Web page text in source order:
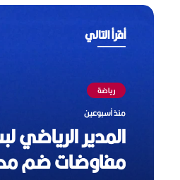
أقرأ التالي
رياضة
منذ أسبوعين
المدير
مفاوضات ضم